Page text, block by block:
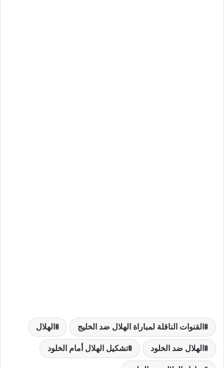
القنوات الناقلة لمباراة الهلال ضد الخليج الهلال
الهلال ضد الخلود تشكيل الهلال أمام الخلود